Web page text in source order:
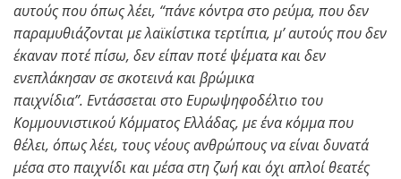
αυτούς που όπως λέει, “πάνε κόντρα στο ρεύμα, που δεν
παραμυθιάζονται με λαϊκίστικα τερτίπια, μ’ αυτούς που δεν
έκαναν ποτέ πίσω, δεν είπαν ποτέ ψέματα και δεν
ενεπλάκησαν σε σκοτεινά και βρώμικα
παιχνίδια”. Εντάσσεται στο Ευρωψηφοδέλτιο του
Κομμουνιστικού Κόμματος Ελλάδας, με ένα κόμμα που
θέλει, όπως λέει, τους νέους ανθρώπους να είναι δυνατά
μέσα στο παιχνίδι και μέσα στη ζωή και όχι απλοί θεατές